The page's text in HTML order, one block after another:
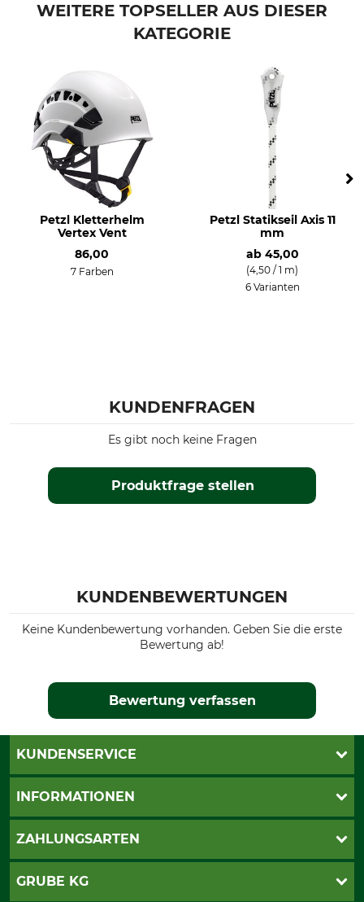
WEITERE TOPSELLER AUS DIESER
KATEGORIE
Petzl Kletterhelm
Vertex Vent
86,00
7 Farben
Petzl Statikseil Axis 11
mm
ab 45,00
(4,50 / 1 m)
6 Varianten
KUNDENFRAGEN
Produktfrage stellen
Es gibt noch keine Fragen
KUNDENBEWERTUNGEN
Keine Kundenbewertung vorhanden. Geben Sie die erste
Bewertung ab!
Bewertung verfassen
KUNDENSERVICE
Live-Shopping
Seilwindenprüfung
INFORMATIONEN
AGB
ZAHLUNGSARTEN
PayPal
GRUBE KG